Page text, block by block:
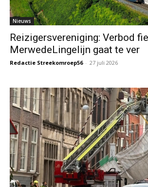
Nieuws
Reizigersvereniging: Verbod
MerwedeLingelijn gaat te ver
Redactie Streekomroep56 - 27 juli 2026